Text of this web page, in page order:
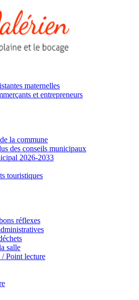
maternelles
et entrepreneurs
la commune
des conseils municipaux
2026-2033
touristiques
réflexes
salle
Point lecture